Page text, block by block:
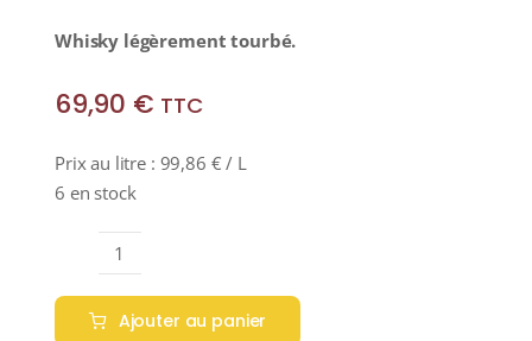
Whisky légèrement tourbé.
69,90 € TTC
Prix au litre : 99,86 € / L
6 en stock
quantité
de
KILKERRAN
Ajouter au panier